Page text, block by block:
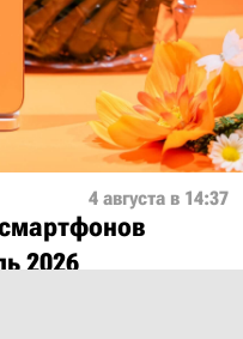
4 августа в 14:37
2026